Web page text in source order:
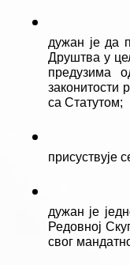
дужан је да
Друштва у
предузима
са Статутом;
дужан је
Редовној
свог